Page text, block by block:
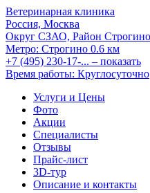
Ветеринарная клиника
Россия, Москва
Округ СЗАО, Район Строгино
Метро: Строгино 0.6 км
+7 (495) 230-17-... – показать
Время работы: Круглосуточно
Услуги и Цены
Фото
Акции
Специалисты
Отзывы
Прайс-лист
3D-тур
Описание и контакты